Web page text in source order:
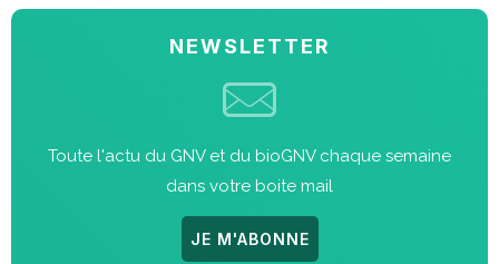
NEWSLETTER
Toute l'actu du GNV et du bioGNV chaque semaine
dans votre boite mail
JE M'ABONNE